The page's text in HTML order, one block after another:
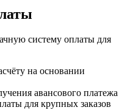
систему оплаты для
на основании
авансового платежа
для крупных заказов